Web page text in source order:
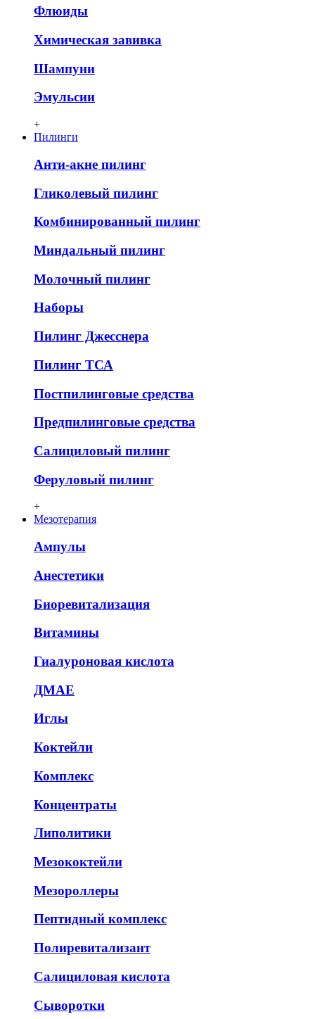
Флюиды
Химическая завивка
Шампуни
Эмульсии
+
Пилинги
Анти-акне пилинг
Гликолевый пилинг
Комбинированный пилинг
Миндальный пилинг
Молочный пилинг
Наборы
Пилинг Джесснера
Пилинг ТСА
Постпилинговые средства
Предпилинговые средства
Салициловый пилинг
Феруловый пилинг
+
Мезотерапия
Ампулы
Анестетики
Биоревитализация
Витамины
Гиалуроновая кислота
ДМАЕ
Иглы
Коктейли
Комплекс
Концентраты
Липолитики
Мезококтейли
Мезороллеры
Пептидный комплекс
Полиревитализант
Салициловая кислота
Сыворотки